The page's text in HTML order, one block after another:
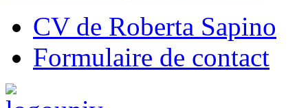
CV de Roberta Sapino
Formulaire de contact